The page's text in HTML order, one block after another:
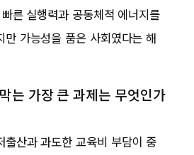
른 실행력과 공동체적 에너지를
만 가능성을 품은 사회였다는 해
는 가장 큰 과제는 무엇인가
출산과 과도한 교육비 부담이 중